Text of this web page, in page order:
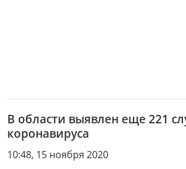
В области выявлен еще 221
коронавируса
10:48, 15 ноября 2020